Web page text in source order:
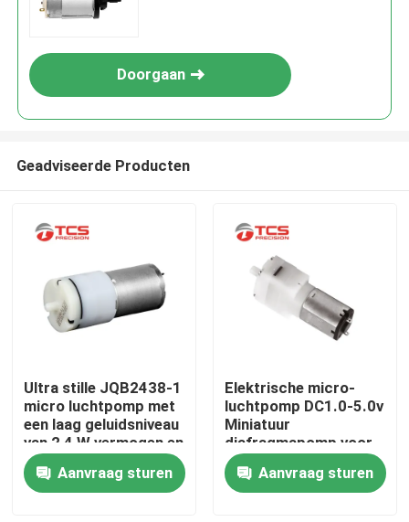
Thuis
Producten
Doorgaan
Geadviseerde Producten
Ultra stille JQB2438-1
micro luchtpomp met
een laag geluidsniveau
van 2,4 W vermogen en
doorstroming
Aanvraag sturen
Elektrische micro-
luchtpomp DC1.0-5.0v
Miniatuur
diafragmapomp voor
speelgoedtoepassingen
Aanvraag sturen